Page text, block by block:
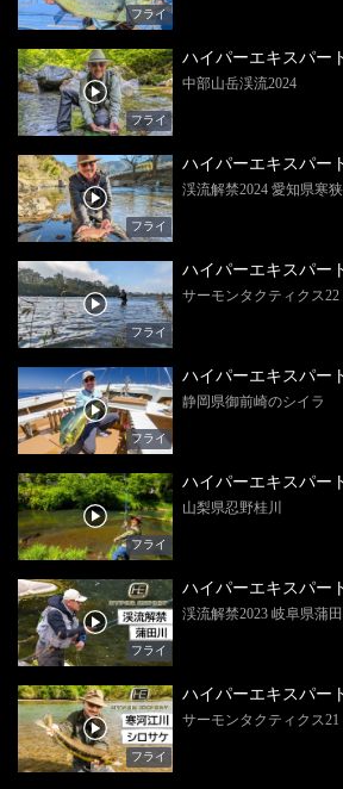
フライ
フライ
ハイパーエキスパー
中部山岳渓流2024
フライ
ハイパーエキスパー
渓流解禁2024 愛知県寒狭
フライ
ハイパーエキスパー
サーモンタクティクス22
フライ
ハイパーエキスパー
静岡県御前崎のシイラ
フライ
ハイパーエキスパー
山梨県忍野桂川
フライ
ハイパーエキスパー
渓流解禁2023 岐阜県蒲田
フライ
ハイパーエキスパー
サーモンタクティクス21